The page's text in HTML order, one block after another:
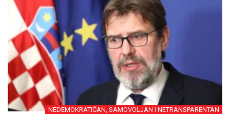
NEDEMOKRATIČAN, SAMOVOLJAN I NETRANSPARENTAN